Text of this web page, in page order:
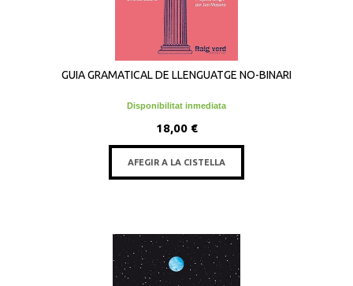
GUIA GRAMATICAL DE LLENGUATGE NO-BINARI
Disponibilitat inmediata
18,00 €
AFEGIR A LA CISTELLA